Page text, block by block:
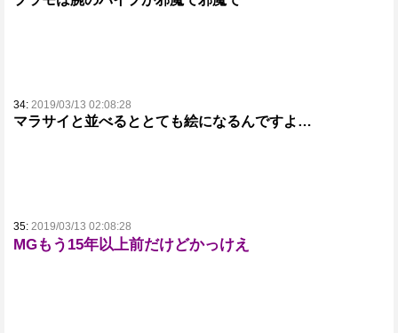
34: 2019/03/13 02:08:28
マラサイと並べるととても絵になるんですよ…
35: 2019/03/13 02:08:28
MGもう15年以上前だけどかっけえ